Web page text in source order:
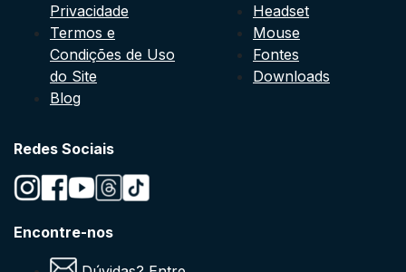
Privacidade
Termos e
Condições de Uso
do Site
Blog
Headset
Mouse
Fontes
Downloads
Redes Sociais
Encontre-nos